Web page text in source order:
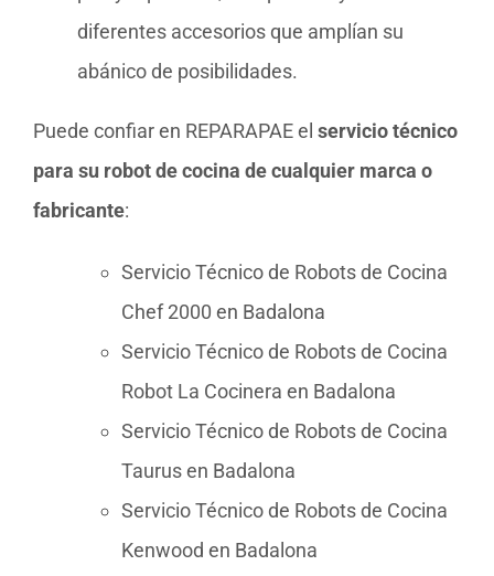
diferentes accesorios que amplían su
abánico de posibilidades.
Puede confiar en REPARAPAE el servicio técnico
para su robot de cocina de cualquier marca o
fabricante:
Servicio Técnico de Robots de Cocina
Chef 2000 en Badalona
Servicio Técnico de Robots de Cocina
Robot La Cocinera en Badalona
Servicio Técnico de Robots de Cocina
Taurus en Badalona
Servicio Técnico de Robots de Cocina
Kenwood en Badalona